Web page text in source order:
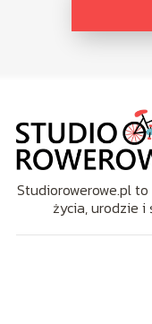
Studiorowerowe.pl
życia, urodzie i